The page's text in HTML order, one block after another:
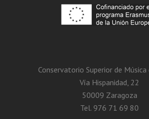
Conservatorio Superior de Música
Vía Hispanidad, 22
50009 Zaragoza
Tel. 976 71 69 80